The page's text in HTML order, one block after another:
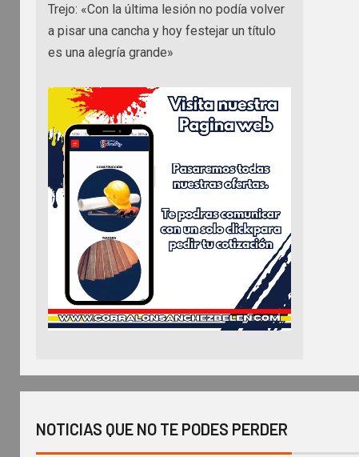
Trejo: «Con la última lesión no podía volver
a pisar una cancha y hoy festejar un título
es una alegría grande»
NOTICIAS QUE NO TE PODES PERDER